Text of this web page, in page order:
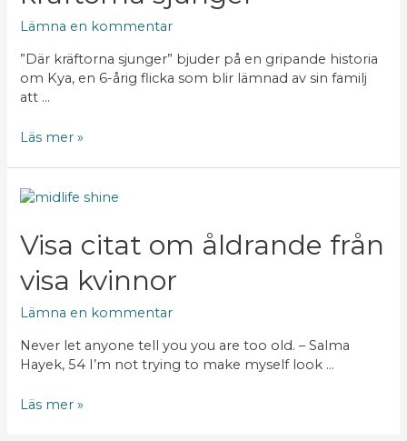
Lämna en kommentar
”Där kräftorna sjunger” bjuder på en gripande historia
om Kya, en 6-årig flicka som blir lämnad av sin familj
att …
sjunger”
Läs mer »
Visa citat om åldrande från
visa kvinnor
Lämna en kommentar
Never let anyone tell you you are too old. – Salma
Hayek, 54 I’m not trying to make myself look …
Visa
om
åldrande
från
visa
kvinnor
Läs mer »